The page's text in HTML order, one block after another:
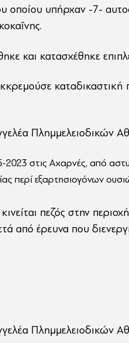
οποίου υπήρχαν -7-
και κατασχέθηκε
καταδικαστική
Πλημμελειοδικών
2023 στις Αχαρνές, από
περί εξαρτησιογόνων
πεζός στην
από έρευνα που
Πλημμελειοδικών